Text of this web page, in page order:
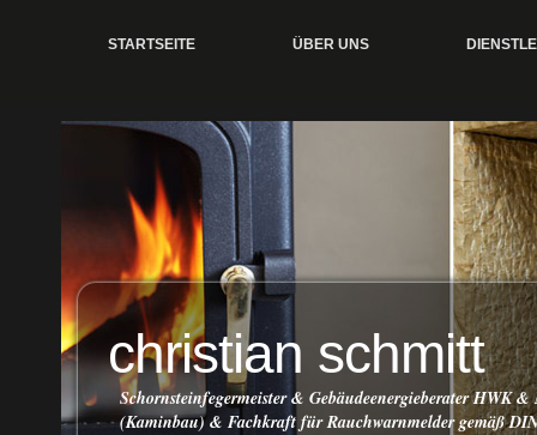
STARTSEITE ÜBER UNS
christian schmitt
Schornsteinfegermeister & Gebäudeenergieberater HWK
(Kaminbau) & Fachkraft für Rauchwarnmelder gemäß